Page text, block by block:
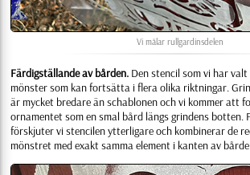
Vi målar rullgardinsdelen
Färdigställande av bården. Den stencil som vi har
mönster som kan fortsätta i flera olika riktningar.
är mycket bredare än schablonen och vi kommer att
ornamentet som en smal bård längs grindens
förskjuter vi stencilen ytterligare och kombinerar de
mönstret med exakt samma element i kanten av